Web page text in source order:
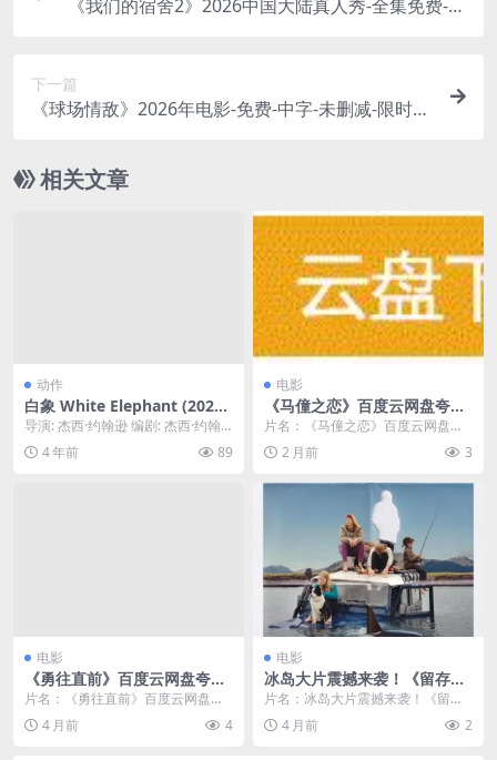
《我们的宿舍2》2026中国大陆真人秀-全集免费-中
下一篇
《球场情敌》2026年电影-免费-中字-未删减-限时转
相关文章
动作
白象 White Elephant (2022)
中英字幕 1080P
导演: 杰西·约翰逊 编剧: 杰西·约翰
逊 / 埃里克·马丁内斯 主演: 迈克尔...
4 年前 89
电影
《马僮之恋》百度云网盘夸克
下载.阿里云盘.中字.(2026)
片名：《马僮之恋》百度云网盘夸
克下载.阿里云盘.中字.(2026) 分
类：电影 ...
2 月前 3
电影
《勇往直前》百度云网盘夸克
下载.阿里云盘.中字.(2017)
片名：《勇往直前》百度云网盘夸
克下载.阿里云盘.中字.(2017) 分
类：电影 ...
4 月前 4
电影
冰岛大片震撼来袭！《留存的
爱》2025冰岛丹麦瑞典法国剧
情电影百度云网盘夸克下载
片名：冰岛大片震撼来袭！《留存
的爱》2025冰岛丹麦瑞典法国剧情
电影百度云网盘夸...
4 月前 2